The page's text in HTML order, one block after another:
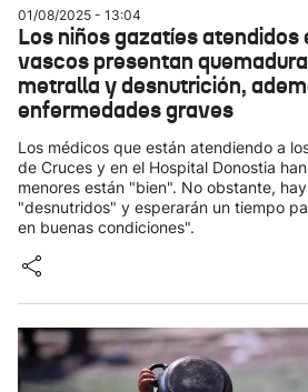
01/08/2025 - 13:04
Los niños gazatíes atendidos
vascos presentan
metralla y desnutrición,
enfermedades graves
Los médicos que están atendiendo a
de Cruces y en el Hospital Donostia
menores están "bien". No obstante,
"desnutridos" y esperarán un tiempo
en buenas condiciones".